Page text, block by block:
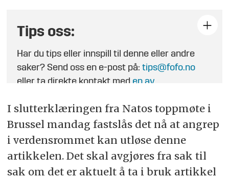
Tips oss:
Har du tips eller innspill til denne eller andre
saker? Send oss en e-post på:tips@fofo.no
eller ta direkte kontakt med en av
I slutterklæringen fra Natos toppmøte i
Brussel mandag fastslås det nå atangrep
i verdensrommet kan utløsedenne
artikkelen. Det skal avgjøres fra sak til
sak om det er aktuelt å ta i bruk artikkel